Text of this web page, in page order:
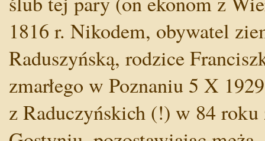
1816 r. Nikodem, obywatel
Raduszyńską, rodzice
zmarłego w Poznaniu 5 X
z Raduczyńskich (!) w 84